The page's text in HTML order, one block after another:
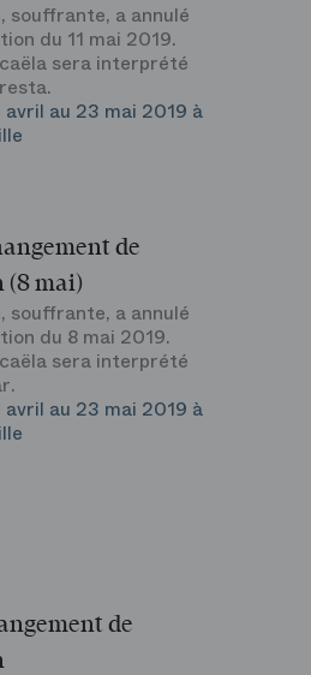
a annulé
du 11 mai 2019.
sera interprété
avril au 23 mai 2019 à
de
mai)
a annulé
du 8 mai 2019.
sera interprété
avril au 23 mai 2019 à
de